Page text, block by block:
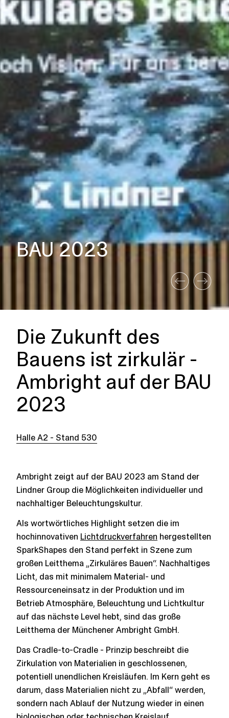
BAU 2023
Die Zukunft des
Bauens ist zirkulär -
Ambright auf der BAU
2023
Halle A2 - Stand 530
Ambright zeigt auf der BAU 2023 am Stand der
Lindner Group die Möglichkeiten individueller und
nachhaltiger Beleuchtungskultur.
Als wortwörtliches Highlight setzen die im
hochinnovativen Lichtdruckverfahren hergestellten
SparkShapes den Stand perfekt in Szene zum
großen Leitthema „Zirkuläres Bauen“. Nachhaltiges
Licht, das mit minimalem Material- und
Ressourceneinsatz in der Produktion und im
Betrieb Atmosphäre, Beleuchtung und Lichtkultur
auf das nächste Level hebt, sind das große
Leitthema der Münchener Ambright GmbH.
Das Cradle-to-Cradle - Prinzip beschreibt die
Zirkulation von Materialien in geschlossenen,
potentiell unendlichen Kreisläufen. Im Kern geht es
darum, dass Materialien nicht zu „Abfall“ werden,
sondern nach Ablauf der Nutzung wieder in einen